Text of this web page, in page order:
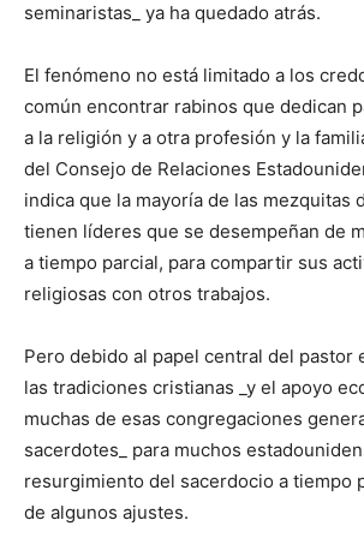
seminaristas_ ya ha quedado atrás.
El fenómeno no está limitado a los
común encontrar rabinos que dedican
a la religión y a otra profesión y la
del Consejo de Relaciones
indica que la mayoría de las mezquitas
tienen líderes que se desempeñan de
a tiempo parcial, para compartir sus
religiosas con otros trabajos.
Pero debido al papel central del pastor
las tradiciones cristianas _y el apoyo
muchas de esas congregaciones
sacerdotes_ para muchos
resurgimiento del sacerdocio a tiempo
de algunos ajustes.